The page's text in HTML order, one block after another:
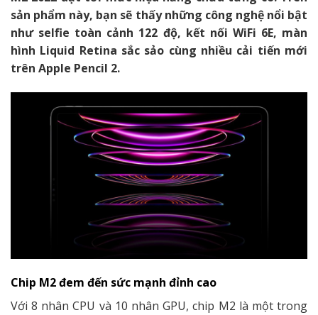
sản phẩm này, bạn sẽ thấy những công nghệ nổi bật
như selfie toàn cảnh 122 độ, kết nối WiFi 6E, màn
hình Liquid Retina sắc sảo cùng nhiều cải tiến mới
trên Apple Pencil 2.
Chip M2 đem đến sức mạnh đỉnh cao
Với 8 nhân CPU và 10 nhân GPU, chip M2 là một trong